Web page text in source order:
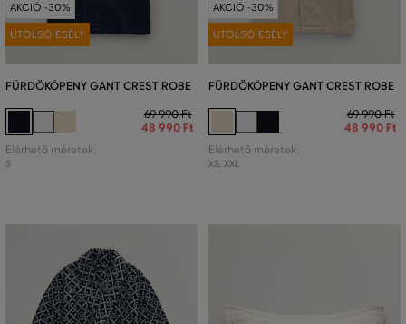
AKCIÓ -30%
UTOLSÓ ESÉLY
FÜRDŐKÖPENY GANT CREST ROBE
69 990 Ft
48 990 Ft
Elérhető méretek:
S
AKCIÓ -30%
UTOLSÓ ESÉLY
FÜRDŐKÖPENY GANT CREST ROBE
69 990 Ft
48 990 Ft
Elérhető méretek:
XS, XXL